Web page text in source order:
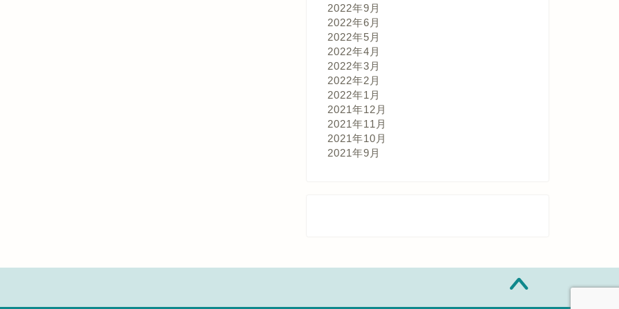
2022年9月
2022年6月
2022年5月
2022年4月
2022年3月
2022年2月
2022年1月
2021年12月
2021年11月
2021年10月
2021年9月